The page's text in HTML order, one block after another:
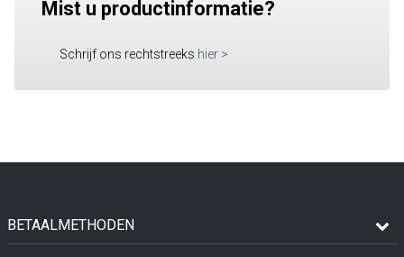
Mist u productinformatie?
Schrijf ons rechtstreeks hier >
BETAALMETHODEN